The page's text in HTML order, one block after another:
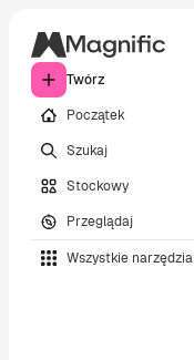
Twórz
Początek
Szukaj
Stockowy
Przeglądaj
Wszystkie narzędzia